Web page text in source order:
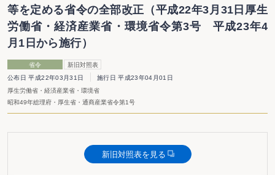
等を定める省令の全部改正（平成22年3月31日厚生
労働省・経済産業省・環境省令第3号 平成23年4
月1日から施行）
省令
新旧対照表
公布日 平成22年03月31日
施行日 平成23年04月01日
厚生労働省・経済産業省・環境省
昭和49年総理府・厚生省・通商産業省令第1号
新旧対照表を見る